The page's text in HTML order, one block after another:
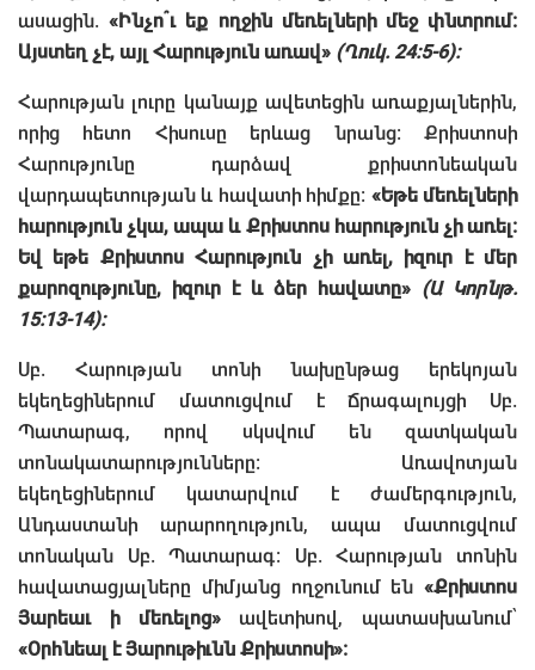
ասացին.«Ինչո՞ւ եք ողջին մեռելների մեջ փնտրում:
Այստեղ չէ, այլ Հարություն առավ» (Ղուկ. 24:5-6):
Հարության լուրը կանայք ավետեցին առաքյալներին,
որից հետո Հիսուսը երևաց նրանց: Քրիստոսի
Հարությունը դարձավ քրիստոնեական
վարդապետության և հավատի հիմքը: «Եթե մեռելների
հարություն չկա, ապա և Քրիստոս հարություն չի առել:
Եվ եթե Քրիստոս Հարություն չի առել, իզուր է մեր
քարոզությունը, իզուր է և ձեր հավատը» (Ա Կորնթ.
15:13-14):
Սբ. Հարության տոնի նախընթաց երեկոյան
եկեղեցիներում մատուցվում է Ճրագալույցի Սբ.
Պատարագ, որով սկսվում են զատկական
տոնակատարությունները: Առավոտյան
եկեղեցիներում կատարվում է ժամերգություն,
Անդաստանի արարողություն, ապա մատուցվում
տոնական Սբ. Պատարագ: Սբ. Հարության տոնին
հավատացյալները միմյանց ողջունում են «Քրիստոս
Յարեաւ ի մեռելոց»ավետիսով, պատասխանում՝
«Օրհնեալ է Յարութիւնն Քրիստոսի»: